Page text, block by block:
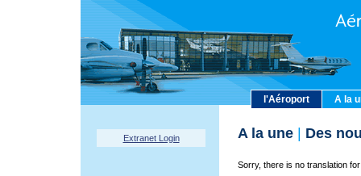
l'Aéroport A la
Extranet Login A la une Des
Sorry, there is no translation